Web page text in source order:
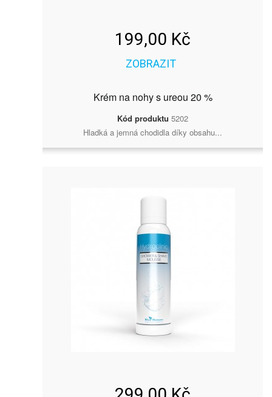
199,00 Kč
ZOBRAZIT
Krém na nohy s ureou 20 %
Kód produktu 5202
Hladká a jemná chodidla díky obsahu...